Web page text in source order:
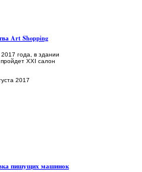
Art Shopping
года, в здании
XXI салон
2017
пишущих машинок